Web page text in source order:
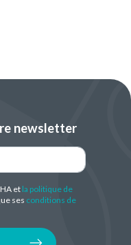
newsletter
etla politique de
ses conditions de